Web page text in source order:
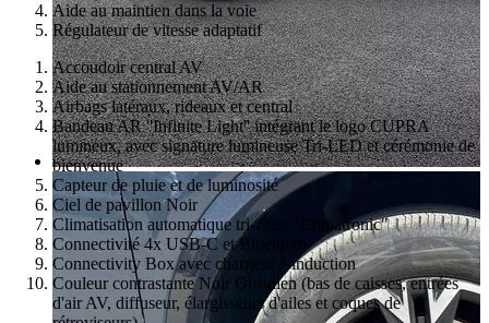
Aide au maintien dans la voie
Régulateur de vitesse adaptatif
Accoudoir central AV
Aide au stationnement AV/AR
Airbags latéraux, rideaux et central
Bandeau AR ''Infinite Light'' intégrant le logo CUPRA
lumineux, avec signature lumineuse Tri-LED et cérémonie de
bienvenue
Capteur de pluie et de luminosité
Ciel de pavillon Noir
Climatisation automatique tri-zone "Climatronic"
Connectivité 4x USB-C et Bluetooth
Connectivity Box avec chargeur à induction
Couleur contrastante Noir Obsidien (bas de caisses, entrées
d'air AV, diffuseur, élargisseurs d'ailes et coques de